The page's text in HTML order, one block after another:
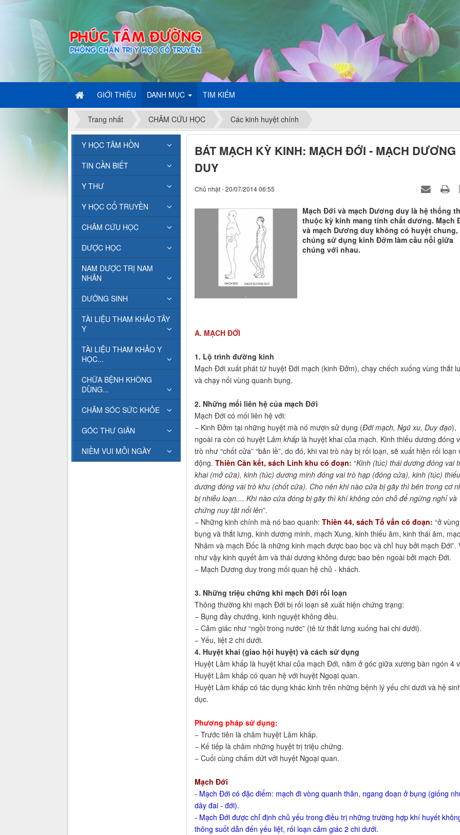
GIỚI THIỆU DANH MỤC TIM KIẾM
Trang nhất CHÂM CỨU HỌC Các kinh huyệt chính
BÁT MẠCH KỲ KINH: MẠCH ĐỚI - MẠCH DƯƠNG
DUY
Chủ nhật - 20/07/2014 06:55
.
Mạch Đới và mạch Dương duy là hệ thống
thuộc kỳ kinh mang tính chất dương. Mạch
và mạch Dương duy không có huyệt chung,
chúng sử dụng kinh Đởm làm cầu nối giữa
chúng với nhau.
A. MẠCH ĐỚI
1. Lộ trình đường kinh
Mạch Đới xuất phát từ huyệt Đới mạch (kinh Đởm), chạy chếch xuống vùng thắt
và chạy nối vùng quanh bụng.
2. Những mối liên hệ của mạch Đới
Mạch Đới có mối liên hệ với:
− Kinh Đởm tại những huyệt mà nó mượn sử dụng (Đới mạch, Ngũ xu, Duy đạo),
ngoài ra còn có huyệt Lâm khấp là huyệt khai của mạch. Kinh thiếu dương đóng
trò như “chốt cửa” “bản lề”, do đó, khi vai trò này bị rối loạn, sẽ xuất hiện rối loạn
động. Thiên Căn kết, sách Linh khu có đoạn: “Kinh (túc) thái dương đóng vai
khai (mở cửa), kinh (túc) dương minh đóng vai trò hạp (đóng cửa), kinh (túc) thiếu
dương đóng vai trò khu (chốt cửa). Cho nên khi nào cửa bị gãy thì bên trong cơ
bị nhiễu loạn.... Khi nào cửa đóng bị gãy thì khí không còn chỗ để ngừng nghỉ và
chứng nuy tật nổi lên”.
− Những kinh chính mà nó bao quanh: Thiên 44, sách Tố vấn có đoạn: “ở vùng
bụng và thắt lưng, kinh dương minh, mạch Xung, kinh thiếu âm, kinh thái âm,
Nhâm và mạch Đốc là những kinh mạch được bao bọc và chỉ huy bởi mạch Đới”.
như vậy kinh quyết âm và thái dương không được bao bên ngoài bởi mạch Đới.
− Mạch Dương duy trong mối quan hệ chủ - khách.
3. Những triệu chứng khi mạch Đới rối loạn
Thông thường khi mạch Đới bị rối loạn sẽ xuất hiện chứng trạng:
− Bụng đầy chướng, kinh nguyệt không đều.
− Cảm giác như “ngồi trong nước” (tê từ thắt lưng xuống hai chi dưới).
− Yếu, liệt 2 chi dưới.
4. Huyệt khai (giao hội huyệt) và cách sử dụng
Huyệt Lâm khấp là huyệt khai của mạch Đới, nằm ở góc giữa xương bàn ngón 4
Huyệt Lâm khấp có quan hệ với huyệt Ngoại quan.
Huyệt Lâm khấp có tác dụng khác kinh trên những bệnh lý yếu chi dưới và hệ
dục.
Phương pháp sử dụng:
− Trước tiên là châm huyệt Lâm khấp.
− Kế tiếp là châm những huyệt trị triệu chứng.
− Cuối cùng chấm dứt với huyệt Ngoại quan.
Mạch Đới
- Mạch Đới có đặc điểm: mạch đi vòng quanh thân, ngang đoạn ở bụng (giống
dây đai - đới).
- Mạch Đới được chỉ định chủ yếu trong điều trị những trường hợp khí huyết
thông suốt dẫn đến yếu liệt, rối loạn cảm giác 2 chi dưới.
Y HỌC TÂM HỒN
TIN CẦN BIẾT
Y THƯ
Y HỌC CỔ TRUYỀN
CHÂM CỨU HỌC
DƯỢC HỌC
NAM DƯỢC TRỊ NAM
NHÂN
DƯỠNG SINH
TÀI LIỆU THAM KHẢO TÂY
Y
TÀI LIỆU THAM KHẢO Y
HỌC...
CHỮA BỆNH KHÔNG
DÙNG...
CHĂM SÓC SỨC KHỎE
GÓC THƯ GIÃN
NIỀM VUI MỖI NGÀY